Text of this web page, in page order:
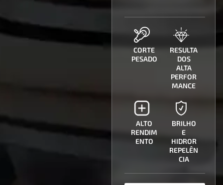
CORTE
PESADO
RESULTA
DOS
ALTA
PERFOR
MANCE
ALTO
RENDIM
ENTO
BRILHO
E
HIDROR
REPELÊN
CIA